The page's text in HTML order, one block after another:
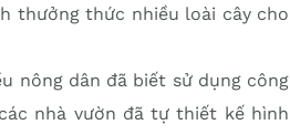
thưởng thức nhiều loài cây cho
nông dân đã biết sử dụng công
nhà vườn đã tự thiết kế hình